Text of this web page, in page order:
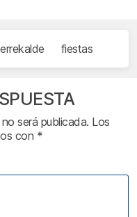
errekalde fiestas
será publicada. Los
con *